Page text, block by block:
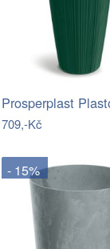
709,-Kč
- 15%